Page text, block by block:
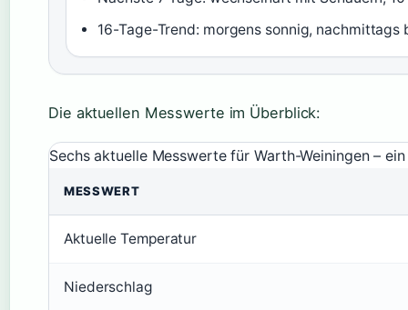
16-Tage-Trend: morgens sonnig, nachmittags
Die aktuellen Messwerte im Überblick:
Sechs aktuelle Messwerte für Warth-Weiningen –
MESSWERT
Aktuelle Temperatur
Niederschlag